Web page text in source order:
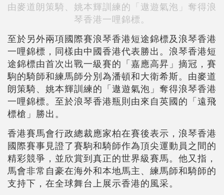
由麥道朗策騎、姚本輝訓練的「遨遊氣泡」奪得浪
琴香港一哩錦標。
至於另外兩項國際賽浪琴香港短途錦標及浪琴香港
一哩錦標，同樣由中國香港代表勝出。浪琴香港短
途錦標由首次出戰一級賽的「嘉應高昇」摘冠，賽
駒的騎師和練馬師分別為潘頓和大衛希斯。由麥道
朗策騎、姚本輝訓練的「遨遊氣泡」奪得浪琴香港
一哩錦標。至於浪琴香港瓶則由來自英國的「遠飛
標槍」勝出。
香港賽馬會行政總裁應家柏在賽後表示，浪琴香港
國際賽事見證了賽駒和騎師作為頂尖運動員之間的
精彩競爭，並欣賞到真正的世界級賽馬。他又指，
馬會非常自豪在海外和本地馬主、練馬師和騎師的
支持下，在全球舞台上展示香港的風采。